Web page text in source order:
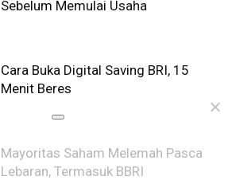
Sebelum Memulai Usaha
Cara Buka Digital Saving BRI, 15
Menit Beres
Mayoritas Saham Melemah Pasca
Lebaran, Termasuk BBRI